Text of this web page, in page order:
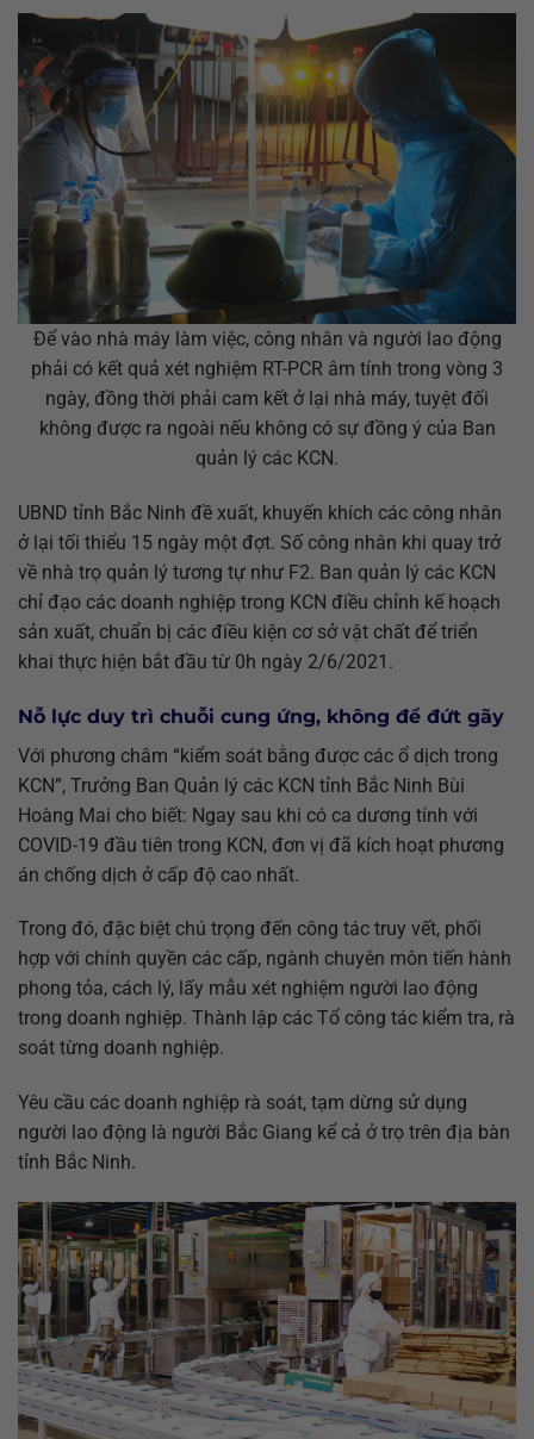
Để vào nhà máy làm việc, công nhân và người lao động
phải có kết quả xét nghiệm RT-PCR âm tính trong vòng 3
ngày, đồng thời phải cam kết ở lại nhà máy, tuyệt đối
không được ra ngoài nếu không có sự đồng ý của Ban
quản lý các KCN.
UBND tỉnh Bắc Ninh đề xuất, khuyến khích các công nhân
ở lại tối thiểu 15 ngày một đợt. Số công nhân khi quay trở
về nhà trọ quản lý tương tự như F2. Ban quản lý các KCN
chỉ đạo các doanh nghiệp trong KCN điều chỉnh kế hoạch
sản xuất, chuẩn bị các điều kiện cơ sở vật chất để triển
khai thực hiện bắt đầu từ 0h ngày 2/6/2021.
Nỗ lực duy trì chuỗi cung ứng, không để đứt gãy
Với phương châm “kiểm soát bằng được các ổ dịch trong
KCN”, Trưởng Ban Quản lý các KCN tỉnh Bắc Ninh Bùi
Hoàng Mai cho biết: Ngay sau khi có ca dương tính với
COVID-19 đầu tiên trong KCN, đơn vị đã kích hoạt phương
án chống dịch ở cấp độ cao nhất.
Trong đó, đặc biệt chú trọng đến công tác truy vết, phối
hợp với chính quyền các cấp, ngành chuyên môn tiến hành
phong tỏa, cách lý, lấy mẫu xét nghiệm người lao động
trong doanh nghiệp. Thành lập các Tổ công tác kiểm tra, rà
soát từng doanh nghiệp.
Yêu cầu các doanh nghiệp rà soát, tạm dừng sử dụng
người lao động là người Bắc Giang kể cả ở trọ trên địa bàn
tỉnh Bắc Ninh.